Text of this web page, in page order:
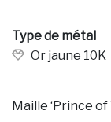
Type de métal
Or jaune 10K
Maille ‘Prince